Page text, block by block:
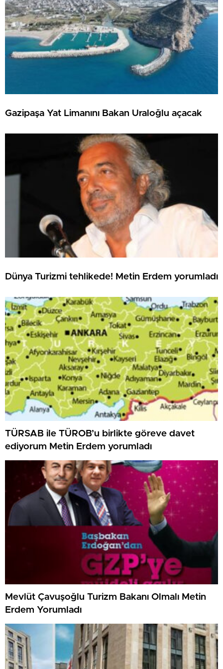
Gazipaşa Yat Limanını Bakan Uraloğlu açacak
Dünya Turizmi tehlikede! Metin Erdem yorumladı
TÜRSAB ile TÜROB’u birlikte göreve davet
ediyorum Metin Erdem yorumladı
Mevlüt Çavuşoğlu Turizm Bakanı Olmalı Metin
Erdem Yorumladı